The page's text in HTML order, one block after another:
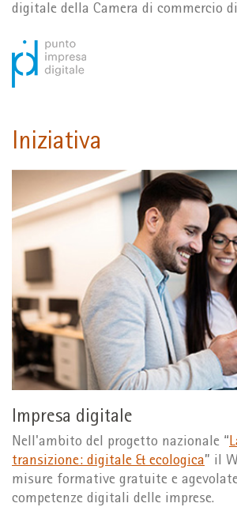
digitale della Camera di commercio
Iniziativa
Impresa digitale
Nell'ambito del progetto nazionale “
transizione: digitale & ecologica” il
misure formative gratuite e
competenze digitali delle imprese.